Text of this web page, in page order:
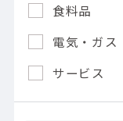
食料品
電気・ガス
サービス